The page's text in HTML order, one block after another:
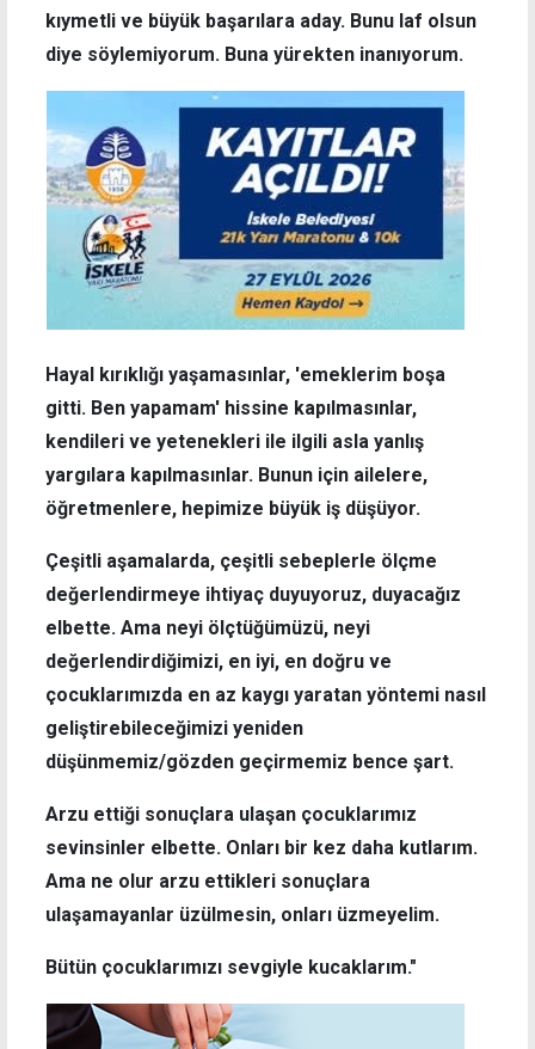
kıymetli ve büyük başarılara aday. Bunu laf olsun
diye söylemiyorum. Buna yürekten inanıyorum.
Hayal kırıklığı yaşamasınlar, 'emeklerim boşa
gitti. Ben yapamam' hissine kapılmasınlar,
kendileri ve yetenekleri ile ilgili asla yanlış
yargılara kapılmasınlar. Bunun için ailelere,
öğretmenlere, hepimize büyük iş düşüyor.
Çeşitli aşamalarda, çeşitli sebeplerle ölçme
değerlendirmeye ihtiyaç duyuyoruz, duyacağız
elbette. Ama neyi ölçtüğümüzü, neyi
değerlendirdiğimizi, en iyi, en doğru ve
çocuklarımızda en az kaygı yaratan yöntemi nasıl
geliştirebileceğimizi yeniden
düşünmemiz/gözden geçirmemiz bence şart.
Arzu ettiği sonuçlara ulaşan çocuklarımız
sevinsinler elbette. Onları bir kez daha kutlarım.
Ama ne olur arzu ettikleri sonuçlara
ulaşamayanlar üzülmesin, onları üzmeyelim.
Bütün çocuklarımızı sevgiyle kucaklarım."